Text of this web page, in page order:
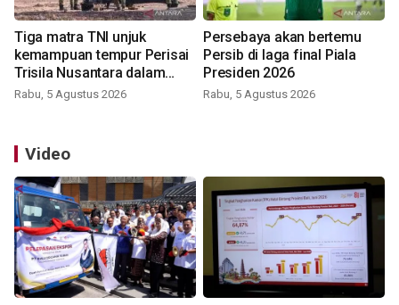
Tiga matra TNI unjuk
kemampuan tempur Perisai
Trisila Nusantara dalam
latihan di Kepri
Rabu, 5 Agustus 2026
Persebaya akan bertemu
Persib di laga final Piala
Presiden 2026
Rabu, 5 Agustus 2026
Video